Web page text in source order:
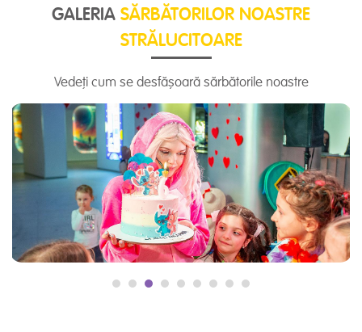
GALERIA SĂRBĂTORILOR NOASTRE
STRĂLUCITOARE
Vedeți cum se desfășoară sărbătorile noastre